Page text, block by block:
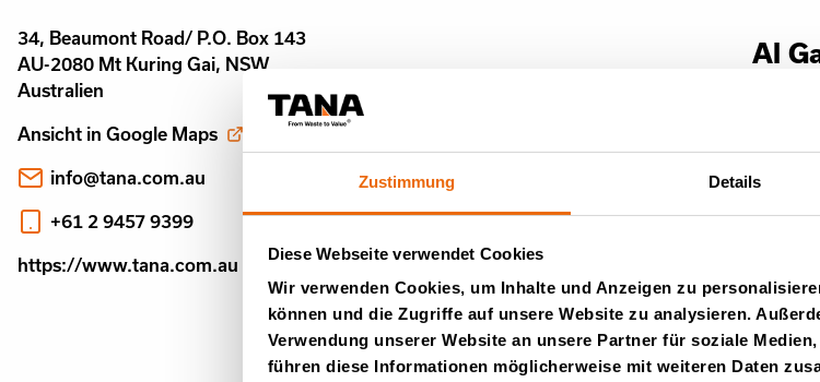
Zustimmung Details
Diese Webseite verwendet Cookies
Wir verwenden Cookies, um Inhalte und Anzeigen zu
können und die Zugriffe auf unsere Website zu analysieren.
Verwendung unserer Website an unsere Partner für soziale
führen diese Informationen möglicherweise mit weiteren Daten
34, Beaumont Road/ P.O. Box 143
AU-2080 Mt Kuring Gai, NSW
Australien
Ansicht in Google Maps
info@tana.com.au
+61 2 9457 9399
https://www.tana.com.au
Al